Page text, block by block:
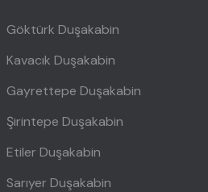
Göktürk Duşakabin
Kavacık Duşakabin
Gayrettepe Duşakabin
Şirintepe Duşakabin
Etiler Duşakabin
Sarıyer Duşakabin